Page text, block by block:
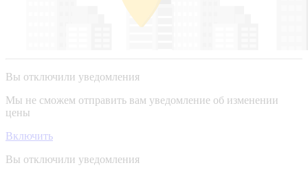
Вы отключили уведомления
Мы не сможем отправить вам уведомление об изменении
цены
Включить
Вы отключили уведомления